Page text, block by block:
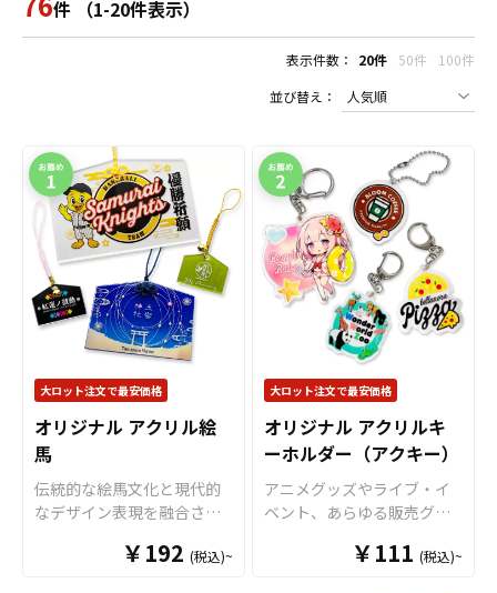
件 （1-20件表示）
表示件数： 20件 50件
100件
並び替え：
大ロット注文で最安価格
オリジナル アクリル絵
馬
伝統的な絵馬文化と現代的
なデザイン表現を融合させ
様のオリジナルデザインで
￥192 (税込)~
大ロット注文で最安価格
オリジナル アクリルキ
ーホルダー（アクキー）
アニメグッズやライブ・イ
ベント、あらゆる販売グッ
リルキーホルダー（アクキ
￥111 (税込)~